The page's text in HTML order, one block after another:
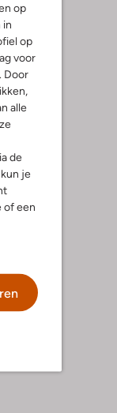
op
in
op
voor
Door
alle
de
je
of een
€ 174,99